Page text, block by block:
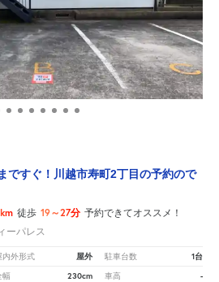
すぐ！川越市寿町2丁目の予約ので
徒歩 19～27分 予約できてオススメ！
ーパレス
内外形式 屋外 駐車台数 1台
幅 230cm 車高 -